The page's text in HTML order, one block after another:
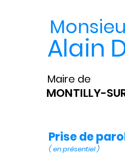
Alain
Maire de
MONTILLY-
Prise de
( en présentiel )